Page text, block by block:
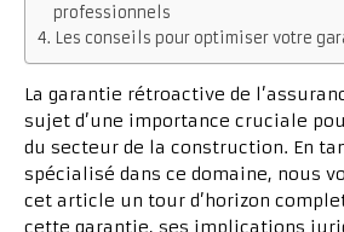
professionnels
Les conseils pour optimiser votre
La garantie rétroactive de
sujet d’une importance cruciale
du secteur de la construction. En
spécialisé dans ce domaine, nous
cet article un tour d’horizon